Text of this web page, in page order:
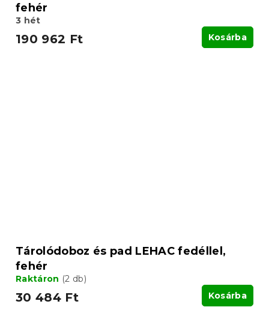
fehér
3 hét
190 962 Ft Kosárba
Tárolódoboz és pad LEHAC fedéllel,
fehér
Raktáron (2 db)
30 484 Ft Kosárba